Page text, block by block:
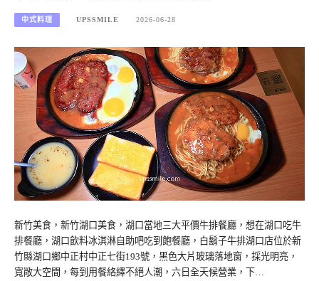
中式料理 UPSSMILE 2026-06-28
新竹美食，新竹湖口美食，湖口當地三大平價牛排餐廳，想在湖口吃牛
排餐廳，湖口飲料冰淇淋自助吧吃到飽餐廳，白鬍子牛排湖口店位於新
竹縣湖口鄉中正村中正七街193號，黑色大片玻璃落地窗，採光明亮，
寬敞大空間，每到用餐絡繹不絕人潮，六日全天候營業，下…